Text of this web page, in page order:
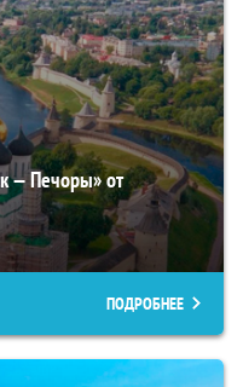
— Печоры» от
ПОДРОБНЕЕ